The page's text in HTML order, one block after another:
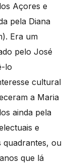
Açores e
pela Diana
Era um
pelo José
lo
cultural
a Maria
ainda pela
e
quadrantes, ou
que lá